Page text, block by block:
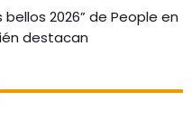
2026” de People en
destacan